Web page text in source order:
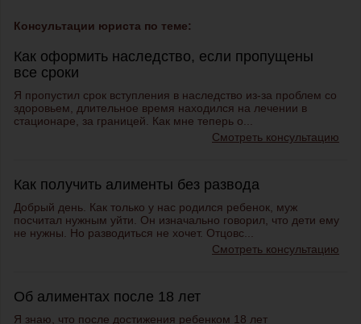
Консультации юриста по теме:
Как оформить наследство, если пропущены
все сроки
Я пропустил срок вступления в наследство из-за проблем со
здоровьем, длительное время находился на лечении в
стационаре, за границей. Как мне теперь о...
Смотреть консультацию
Как получить алименты без развода
Добрый день. Как только у нас родился ребенок, муж
посчитал нужным уйти. Он изначально говорил, что дети ему
не нужны. Но разводиться не хочет. Отцовс...
Смотреть консультацию
Об алиментах после 18 лет
Я знаю, что после достижения ребенком 18 лет